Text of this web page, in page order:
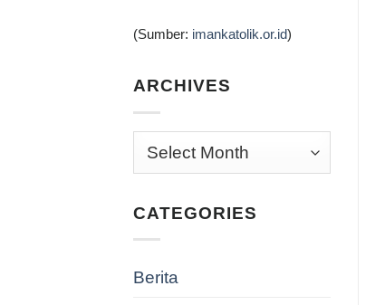
(Sumber: imankatolik.or.id)
ARCHIVES
Archives
CATEGORIES
Berita